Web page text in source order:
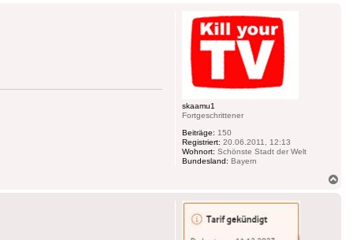
skaamu1
Fortgeschrittener
Beiträge: 150
Registriert: 20.06.2011, 12:13
Wohnort: Schönste Stadt der Welt
Bundesland: Bayern